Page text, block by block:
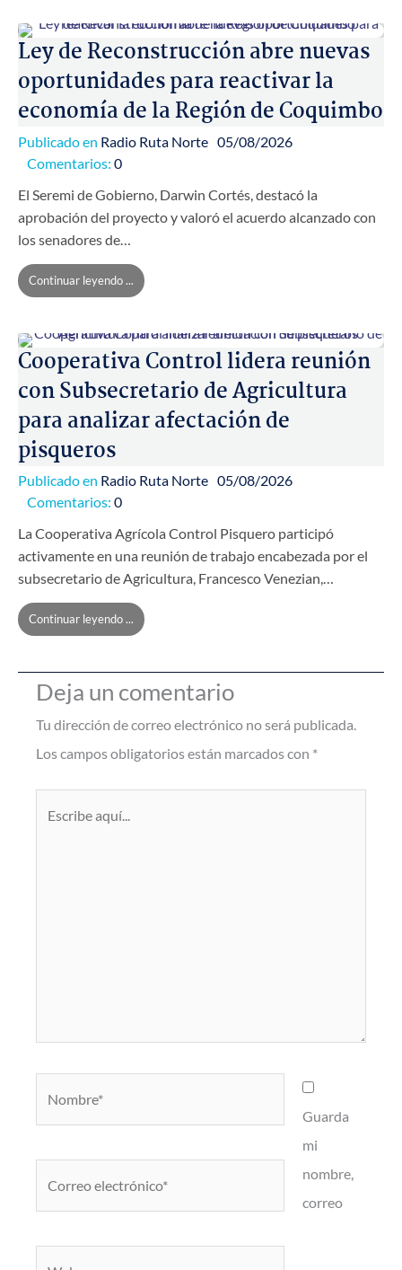
Ley de Reconstrucción abre nuevas
oportunidades para reactivar la
economía de la Región de Coquimbo
Publicado en Radio Ruta Norte 05/08/2026
Comentarios: 0
El Seremi de Gobierno, Darwin Cortés, destacó la
aprobación del proyecto y valoró el acuerdo alcanzado con
los senadores de…
Continuar leyendo ...
Cooperativa Control lidera reunión
con Subsecretario de Agricultura
para analizar afectación de
pisqueros
Publicado en Radio Ruta Norte 05/08/2026
Comentarios: 0
La Cooperativa Agrícola Control Pisquero participó
activamente en una reunión de trabajo encabezada por el
subsecretario de Agricultura, Francesco Venezian,…
Continuar leyendo ...
Deja un comentario
Tu dirección de correo electrónico no será publicada.
Los campos obligatorios están marcados con *
Guarda
mi
nombre,
correo